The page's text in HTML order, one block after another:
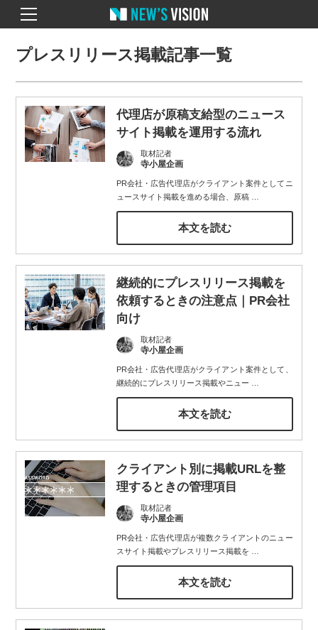
プレスリリース掲載記事一覧
代理店が原稿支給型のニュース
サイト掲載を運用する流れ
取材記者
寺小屋企画
PR会社・広告代理店がクライアント案件としてニ
ュースサイト掲載を進める場合、原稿…
本文を読む
継続的にプレスリリース掲載を
依頼するときの注意点｜PR会社
向け
取材記者
寺小屋企画
PR会社・広告代理店がクライアント案件として、
継続的にプレスリリース掲載やニュー
本文を読む
クライアント別に掲載URLを整
理するときの管理項目
取材記者
寺小屋企画
PR会社・広告代理店が複数クライアントのニュー
スサイト掲載やプレスリリース掲載を
本文を読む